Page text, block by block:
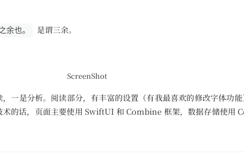
余也。 是谓三余。
ScreenShot
，一是分析。阅读部分，有丰富的设置（有我最喜欢的修改字体功
术的话，页面主要使用 SwiftUI 和 Combine 框架，数据存储使用